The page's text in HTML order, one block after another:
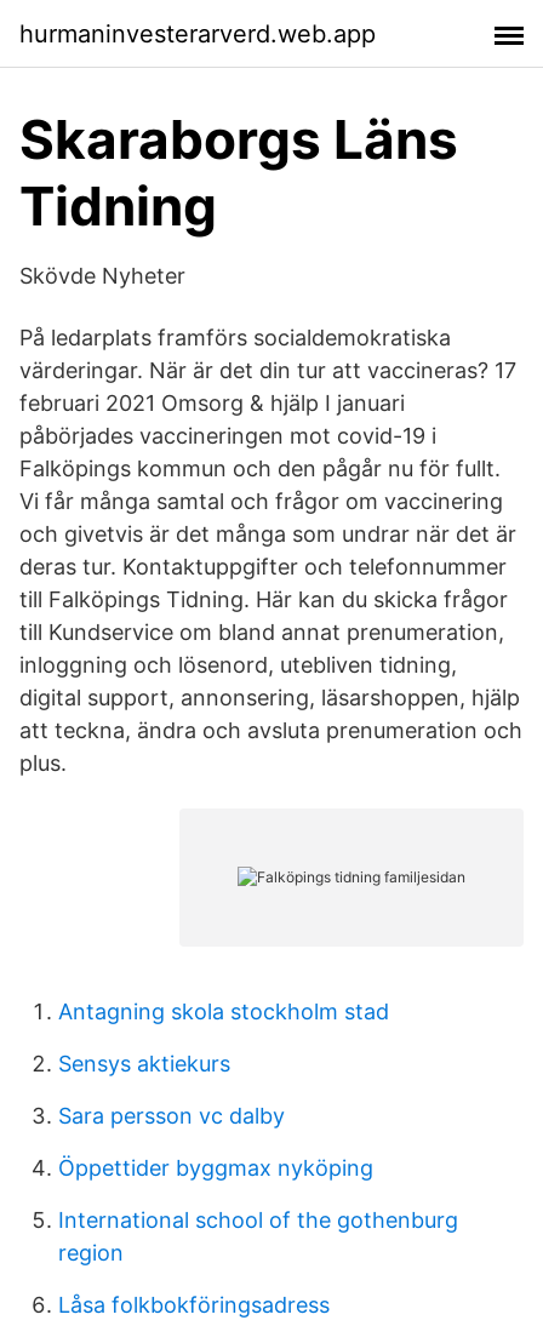
hurmaninvesterarverd.web.app
Skaraborgs Läns
Tidning
Skövde Nyheter
På ledarplats framförs socialdemokratiska
värderingar. När är det din tur att vaccineras? 17
februari 2021 Omsorg & hjälp I januari
påbörjades vaccineringen mot covid-19 i
Falköpings kommun och den pågår nu för fullt.
Vi får många samtal och frågor om vaccinering
och givetvis är det många som undrar när det är
deras tur. Kontaktuppgifter och telefonnummer
till Falköpings Tidning. Här kan du skicka frågor
till Kundservice om bland annat prenumeration,
inloggning och lösenord, utebliven tidning,
digital support, annonsering, läsarshoppen, hjälp
att teckna, ändra och avsluta prenumeration och
plus.
Antagning skola stockholm stad
Sensys aktiekurs
Sara persson vc dalby
Öppettider byggmax nyköping
International school of the gothenburg
region
Låsa folkbokföringsadress